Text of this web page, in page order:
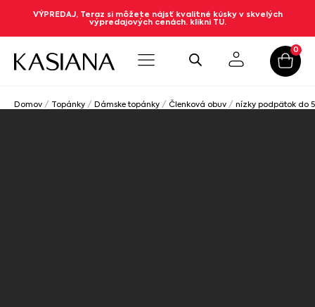
VÝPREDAJ, Teraz si môžete nájsť kvalitné kúsky v skvelých
výpredajových cenách. klikni TU.
0
Domov / Topánky / Dámske topánky / Členková obuv / nízky podpätok do